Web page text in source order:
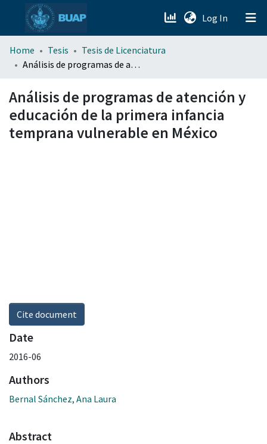
Log In (current)
menu.section.about_menu
Home Tesis
Tesis de Licenciatura
Análisis de programas de atención y educación de la primera infancia temprana vulnerable en México
Análisis de programas de atención y
educación de la primera infancia
temprana vulnerable en México
Cite document
Date
2016-06
Authors
Bernal Sánchez, Ana Laura
Abstract